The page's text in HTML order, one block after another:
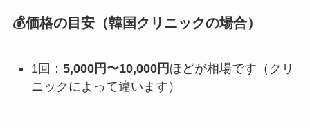
💰価格の目安（韓国クリニックの場合）
1回： 5,000円〜10,000円 ほどが相場です（クリ
ニックによって違います）